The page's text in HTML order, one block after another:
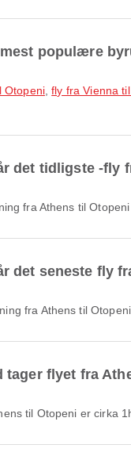
populære
Otopeni,fly fra Vienna
det tidligste -fly
fra Athens til
det seneste fly
fra Athens til
tager flyet fra
til Otopeni er cirka